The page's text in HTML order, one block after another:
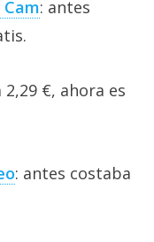
: antes
€, ahora es
: antes costaba